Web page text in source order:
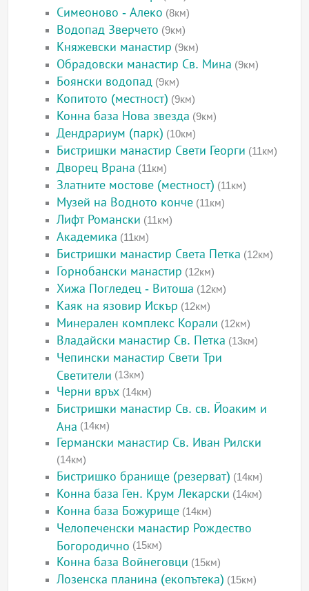
Симеоново - Алеко (8км)
Водопад Зверчето (9км)
Княжевски манастир (9км)
Обрадовски манастир Св. Мина (9км)
Боянски водопад (9км)
Копитото (местност) (9км)
Конна база Нова звезда (9км)
Дендрариум (парк) (10км)
Бистришки манастир Свети Георги (11км)
Дворец Врана (11км)
Златните мостове (местност) (11км)
Музей на Водното конче (11км)
Лифт Романски (11км)
Академика (11км)
Бистришки манастир Света Петка (12км)
Горнобански манастир (12км)
Хижа Погледец - Витоша (12км)
Каяк на язовир Искър (12км)
Минерален комплекс Корали (12км)
Владайски манастир Св. Петка (13км)
Чепински манастир Свети Три
Светители (13км)
Черни връх (14км)
Бистришки манастир Св. св. Йоаким и
Ана (14км)
Германски манастир Св. Иван Рилски
(14км)
Бистришко бранище (резерват) (14км)
Конна база Ген. Крум Лекарски (14км)
Конна база Божурище (14км)
Челопеченски манастир Рождество
Богородично (15км)
Конна база Войнеговци (15км)
Лозенска планина (екопътека) (15км)